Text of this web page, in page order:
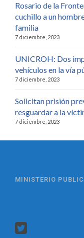
Rosario de la
cuchillo a un
familia
7 diciembre, 2023
UNICROH: Dos
vehículos en la vía
7 diciembre, 2023
Solicitan prisión
resguardar a la
7 diciembre, 2023
MINISTERIO